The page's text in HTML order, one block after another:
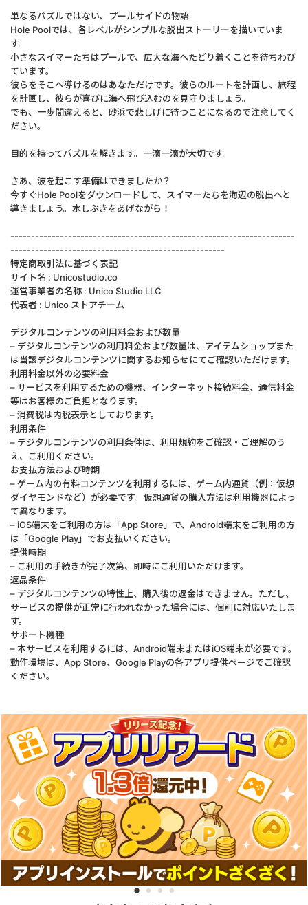
単なるパズルではない、プールサイドの物語
Hole Poolでは、各レベルがシンプルな脱出ストーリーを描いていま
す。
小さなスイマーたちはプールで、広大な海へたどり着くことを待ちわび
ています。
彼らをそこへ導けるのはあなただけです。彼らのルートを計画し、旅程
を計画し、彼らが喜びに海へ飛び込むのを見守りましょう。
でも、一歩間違えると、砂浜で悲しげに待つことになるので注意してく
ださい。
目的を持ってパズルを解きます。一滴一滴が大切です。
さあ、波を起こす準備はできましたか？
今すぐHole Poolをダウンロードして、スイマーたちを海辺の脱出へと
導きましょう。水しぶきをあげながら！
---------------------------------------------------------------------
----------------------------------------------------
特定商取引法に基づく表記
サイト名 : Unicostudio.co
運営事業者の名称 : Unico Studio LLC
代表者 : Unico ストアチーム
デジタルコンテンツの利用料金および数量
– デジタルコンテンツの利用料金および数量は、アイテムショップまた
は当該デジタルコンテンツに関するお知らせにてご確認いただけます。
利用料金以外の必要料金
– サービスを利用するための機器、インターネット接続料金、通信料金
等はお客様のご負担となります。
– 消費税は内税表示としております。
利用条件
– デジタルコンテンツの利用条件は、利用規約をご確認・ご理解のう
え、ご利用ください。
お支払方法および時期
– ゲーム内の有料コンテンツを利用するには、ゲーム内通貨（例：仮想
ダイヤモンドなど）が必要です。仮想通貨の購入方法は利用機器によっ
て異なります。
– iOS端末をご利用の方は「App Store」で、Android端末をご利用の方
は「Google Play」でお支払いください。
提供時期
– ご利用の手続きが完了次第、即時にご利用いただけます。
返品条件
– デジタルコンテンツの特性上、購入後の返金はできません。ただし、
サービスの提供が正常に行われなかった場合には、個別に対応いたしま
す。
サポート機種
– 本サービスを利用するには、Android端末またはiOS端末が必要です。
動作環境は、App Store、Google Playの各アプリ提供ページでご確認
ください。